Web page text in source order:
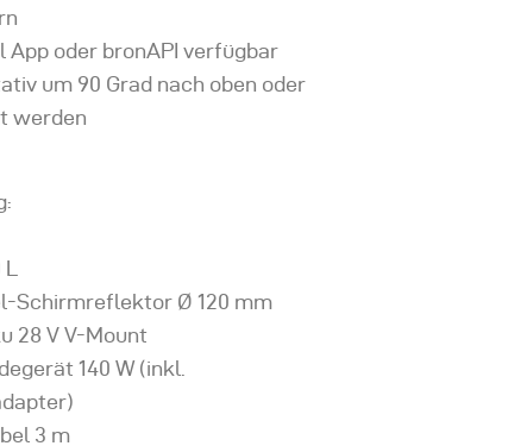
App oder bronAPI verfügbar
um 90 Grad nach oben oder
werden
Schirmreflektor Ø 120 mm
28 V V-Mount
140 W (inkl.
3 m